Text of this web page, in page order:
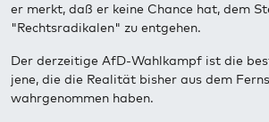
er merkt, daß er keine Chance hat, dem
"Rechtsradikalen" zu entgehen.
Der derzeitige AfD-Wahlkampf ist die
jene, die die Realität bisher aus dem
wahrgenommen haben.